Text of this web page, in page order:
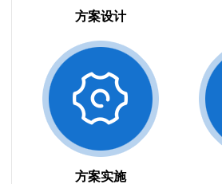
方案设计
方案实施